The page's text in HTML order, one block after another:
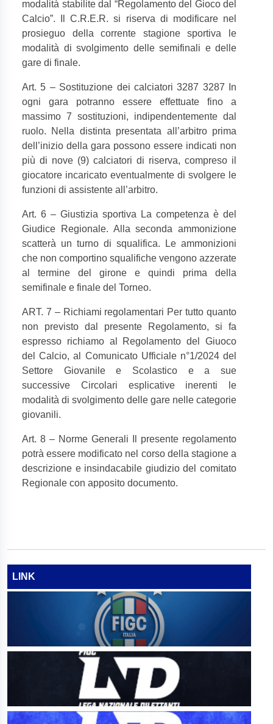
modalità stabilite dal “Regolamento del Gioco del
Calcio”. Il C.R.E.R. si riserva di modificare nel
prosieguo della corrente stagione sportiva le
modalità di svolgimento delle semifinali e delle
gare di finale.
Art. 5 – Sostituzione dei calciatori 3287 3287 In
ogni gara potranno essere effettuate fino a
massimo 7 sostituzioni, indipendentemente dal
ruolo. Nella distinta presentata all’arbitro prima
dell’inizio della gara possono essere indicati non
più di nove (9) calciatori di riserva, compreso il
giocatore incaricato eventualmente di svolgere le
funzioni di assistente all’arbitro.
Art. 6 – Giustizia sportiva La competenza è del
Giudice Regionale. Alla seconda ammonizione
scatterà un turno di squalifica. Le ammonizioni
che non comportino squalifiche vengono azzerate
al termine del girone e quindi prima della
semifinale e finale del Torneo.
ART. 7 – Richiami regolamentari Per tutto quanto
non previsto dal presente Regolamento, si fa
espresso richiamo al Regolamento del Giuoco
del Calcio, al Comunicato Ufficiale n°1/2024 del
Settore Giovanile e Scolastico e a sue
successive Circolari esplicative inerenti le
modalità di svolgimento delle gare nelle categorie
giovanili.
Art. 8 – Norme Generali Il presente regolamento
potrà essere modificato nel corso della stagione a
descrizione e insindacabile giudizio del comitato
Regionale con apposito documento.
LINK